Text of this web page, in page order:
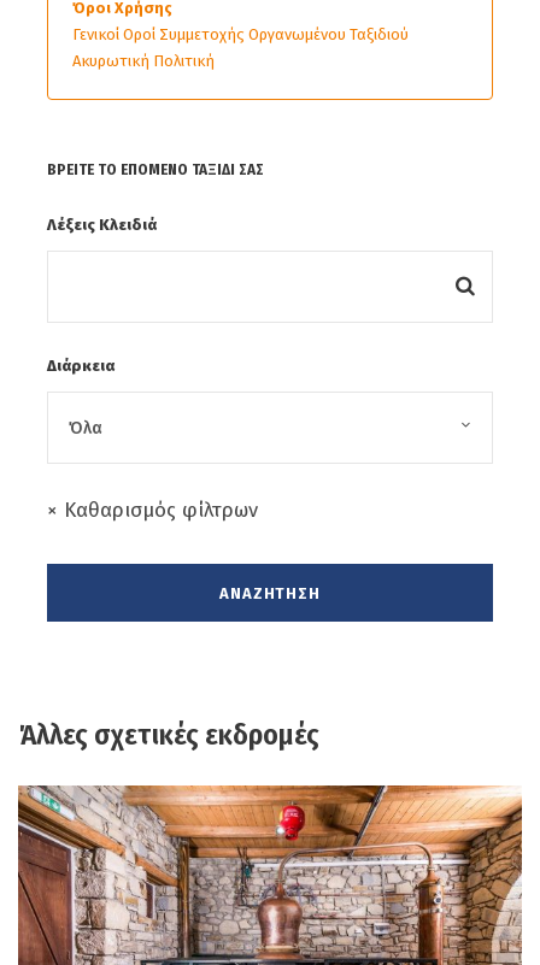
Όροι Χρήσης
Γενικοί Οροί Συμμετοχής Οργανωμένου Ταξιδιού
Ακυρωτική Πολιτική
ΒΡΕΊΤΕ ΤΟ ΕΠΌΜΕΝΟ ΤΑΞΊΔΙ ΣΑΣ
Λέξεις Κλειδιά
Διάρκεια
× Καθαρισμός φίλτρων
Φωτογραφίες
Άλλες σχετικές εκδρομές